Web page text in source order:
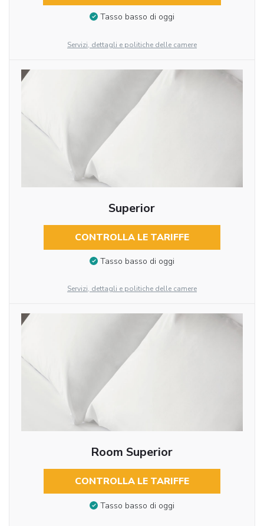
Tasso basso di oggi
Servizi, dettagli e politiche delle camere
Superior
CONTROLLA LE TARIFFE
Tasso basso di oggi
Servizi, dettagli e politiche delle camere
Room Superior
CONTROLLA LE TARIFFE
Tasso basso di oggi